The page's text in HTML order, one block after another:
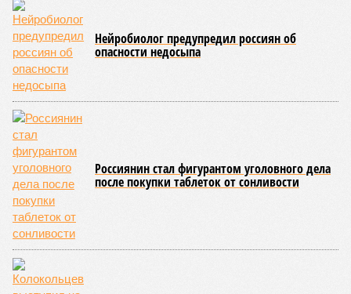
Нейробиолог предупредил россиян об
опасности недосыпа
Россиянин стал фигурантом уголовного дела
после покупки таблеток от сонливости